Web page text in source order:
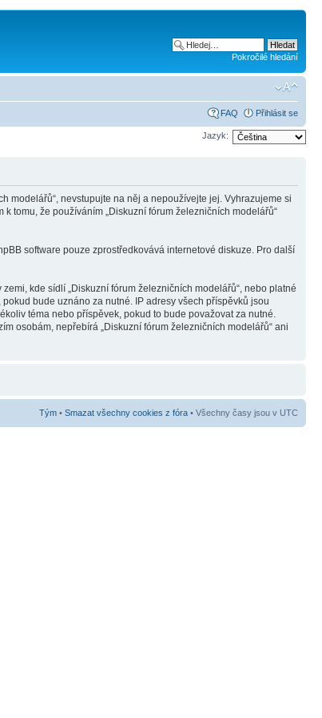
Pokročilé hledání
FAQ Přihlásit se
Jazyk:
modelářů“, nevstupujte na něj a nepoužívejte jej. Vyhrazujeme si
tomu, že používáním „Diskuzní fórum železničních modelářů“
software pouze zprostředkovává internetové diskuze. Pro další
kde sídlí „Diskuzní fórum železničních modelářů“, nebo platné
bude uznáno za nutné. IP adresy všech příspěvků jsou
téma nebo příspěvek, pokud to bude považovat za nutné.
osobám, nepřebírá „Diskuzní fórum železničních modelářů“ ani
Tým • Smazat všechny cookies z fóra • Všechny časy jsou v UTC